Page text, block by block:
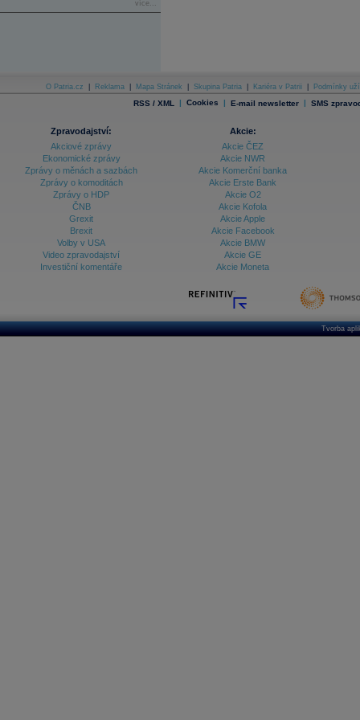
více...
O Patria.cz Reklama Mapa Stránek Skupina Patria Kariéra v Patrii Podmínky
RSS / XML | Cookies | E-mail newsletter | SMS
Zpravodajství:
Akciové zprávy
Ekonomické zprávy
Zprávy o měnách a sazbách
Zprávy o komoditách
Zprávy o HDP
ČNB
Grexit
Brexit
Volby v USA
Video zpravodajství
Investiční komentáře
Akcie:
Akcie ČEZ
Akcie NWR
Akcie Komerční banka
Akcie Erste Bank
Akcie O2
Akcie Kofola
Akcie Apple
Akcie Facebook
Akcie BMW
Akcie GE
Akcie Moneta
Tvorba